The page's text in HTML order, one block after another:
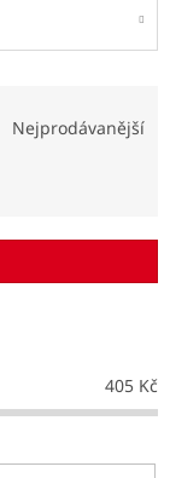
Nejprodávanější
405 Kč